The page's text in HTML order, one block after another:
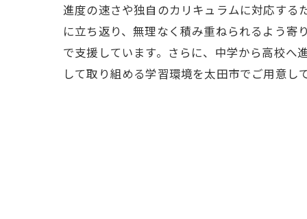
進度の速さや独自のカリキュラムに対応する
に立ち返り、無理なく積み重ねられるよう
で支援しています。さらに、中学から高校へ
して取り組める学習環境を太田市でご用意し